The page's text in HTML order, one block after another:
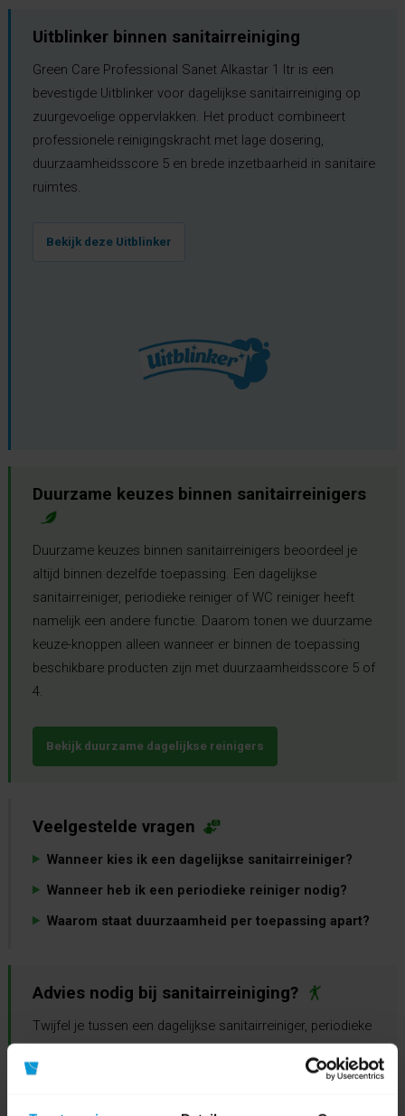
Uitblinker binnen sanitairreiniging
Green Care Professional Sanet Alkastar 1 ltr is een
bevestigde Uitblinker voor dagelijkse sanitairreiniging op
zuurgevoelige oppervlakken. Het product combineert
professionele reinigingskracht met lage dosering,
duurzaamheidsscore 5 en brede inzetbaarheid in sanitaire
ruimtes.
Bekijk deze Uitblinker
Duurzame keuzes binnen sanitairreinigers
Duurzame keuzes binnen sanitairreinigers beoordeel je
altijd binnen dezelfde toepassing. Een dagelijkse
sanitairreiniger, periodieke reiniger of WC reiniger heeft
namelijk een andere functie. Daarom tonen we duurzame
keuze-knoppen alleen wanneer er binnen de toepassing
beschikbare producten zijn met duurzaamheidsscore 5 of
4.
Bekijk duurzame dagelijkse reinigers
Veelgestelde vragen
Wanneer kies ik een dagelijkse sanitairreiniger?
Wanneer heb ik een periodieke reiniger nodig?
Waarom staat duurzaamheid per toepassing apart?
Advies nodig bij sanitairreiniging?
Twijfel je tussen een dagelijkse sanitairreiniger, periodieke
reiniger of WC reiniger? Avodesch denkt mee over
vervuiling, oppervlak, zuurgraad, dosering, werkinstructies